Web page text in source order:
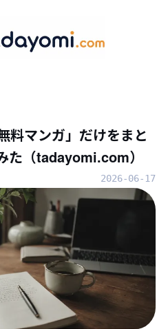
料マンガ」だけをまと
た（tadayomi.com）
2026-06-17